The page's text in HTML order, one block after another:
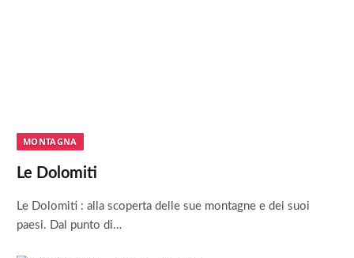
MONTAGNA
Le Dolomiti
Le Dolomiti : alla scoperta delle sue montagne e dei suoi
paesi. Dal punto di…